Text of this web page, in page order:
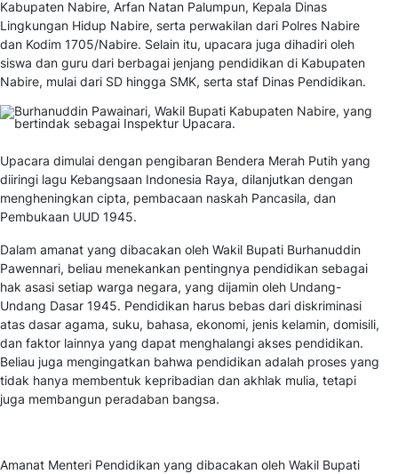
Kabupaten Nabire, Arfan Natan Palumpun, Kepala Dinas
Lingkungan Hidup Nabire, serta perwakilan dari Polres Nabire
dan Kodim 1705/Nabire. Selain itu, upacara juga dihadiri oleh
siswa dan guru dari berbagai jenjang pendidikan di Kabupaten
Nabire, mulai dari SD hingga SMK, serta staf Dinas Pendidikan.
Upacara dimulai dengan pengibaran Bendera Merah Putih yang
diiringi lagu Kebangsaan Indonesia Raya, dilanjutkan dengan
mengheningkan cipta, pembacaan naskah Pancasila, dan
Pembukaan UUD 1945.
Dalam amanat yang dibacakan oleh Wakil Bupati Burhanuddin
Pawennari, beliau menekankan pentingnya pendidikan sebagai
hak asasi setiap warga negara, yang dijamin oleh Undang-
Undang Dasar 1945. Pendidikan harus bebas dari diskriminasi
atas dasar agama, suku, bahasa, ekonomi, jenis kelamin, domisili,
dan faktor lainnya yang dapat menghalangi akses pendidikan.
Beliau juga mengingatkan bahwa pendidikan adalah proses yang
tidak hanya membentuk kepribadian dan akhlak mulia, tetapi
juga membangun peradaban bangsa.
Amanat Menteri Pendidikan yang dibacakan oleh Wakil Bupati